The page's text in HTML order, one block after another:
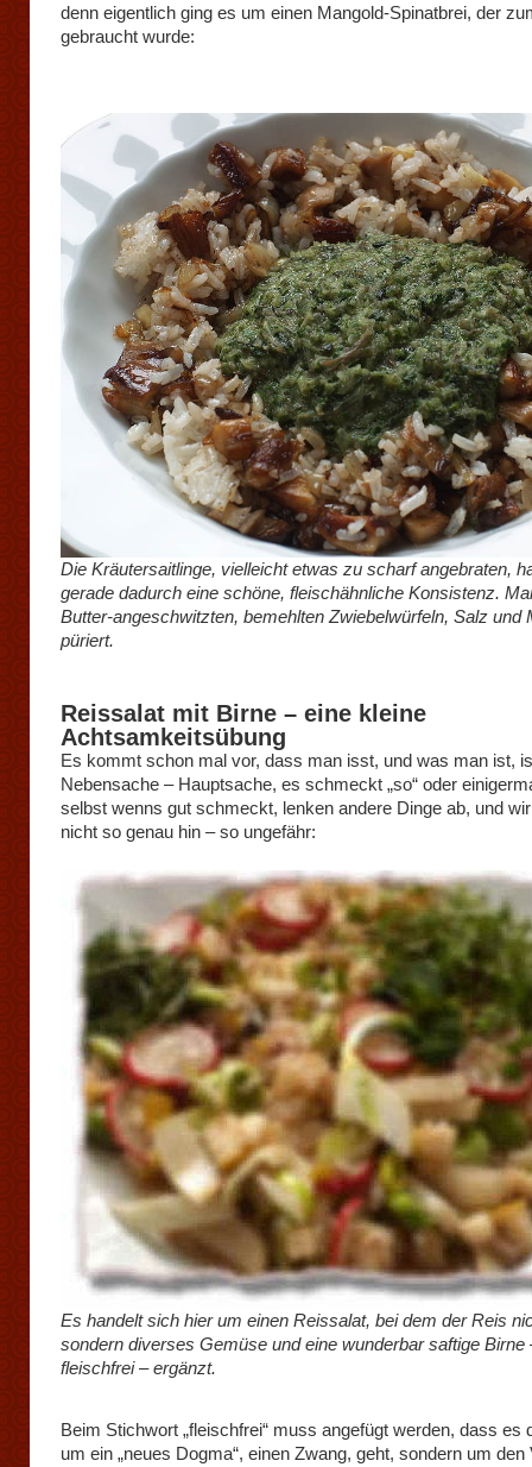
denn eigentlich ging es um einen Mangold-Spinatbrei, der
gebraucht wurde:
Die Kräutersaitlinge, vielleicht etwas zu scharf angebraten,
gerade dadurch eine schöne, fleischähnliche Konsistenz.
Butter-angeschwitzten, bemehlten Zwiebelwürfeln, Salz und
püriert.
Reissalat mit Birne – eine kleine
Achtsamkeitsübung
Es kommt schon mal vor, dass man isst, und was man ist,
Nebensache – Hauptsache, es schmeckt „so“ oder
selbst wenns gut schmeckt, lenken andere Dinge ab, und
nicht so genau hin – so ungefähr:
Es handelt sich hier um einen Reissalat, bei dem der Reis
sondern diverses Gemüse und eine wunderbar saftige Birne
fleischfrei – ergänzt.
Beim Stichwort „fleischfrei“ muss angefügt werden, dass es
um ein „neues Dogma“, einen Zwang, geht, sondern um den